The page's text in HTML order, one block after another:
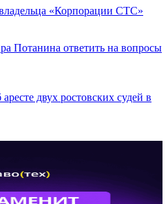
«Корпорации СТС»
Потанина ответить на вопросы
двух ростовских судей в